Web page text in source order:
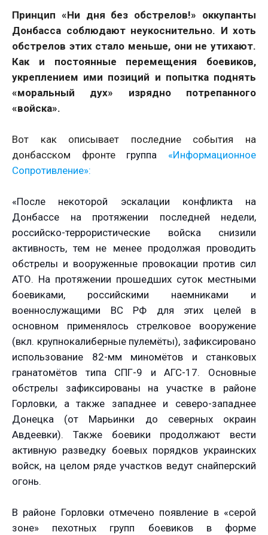
Принцип «Ни дня без обстрелов!» оккупанты
Донбасса соблюдают неукоснительно. И хоть
обстрелов этих стало меньше, они не утихают.
Как и постоянные перемещения боевиков,
укреплением ими позиций и попытка поднять
«моральный дух» изрядно потрепанного
«войска».
Вот как описывает последние события на
донбасском фронте группа «Информационное
Сопротивление»:
«После некоторой эскалации конфликта на
Донбассе на протяжении последней недели,
российско-террористические войска снизили
активность, тем не менее продолжая проводить
обстрелы и вооруженные провокации против сил
АТО. На протяжении прошедших суток местными
боевиками, российскими наемниками и
военнослужащими ВС РФ для этих целей в
основном применялось стрелковое вооружение
(вкл. крупнокалиберные пулемёты), зафиксировано
использование 82-мм миномётов и станковых
гранатомётов типа СПГ-9 и АГС-17. Основные
обстрелы зафиксированы на участке в районе
Горловки, а также западнее и северо-западнее
Донецка (от Марьинки до северных окраин
Авдеевки). Также боевики продолжают вести
активную разведку боевых порядков украинских
войск, на целом ряде участков ведут снайперский
огонь.
В районе Горловки отмечено появление в «серой
зоне» пехотных групп боевиков в форме